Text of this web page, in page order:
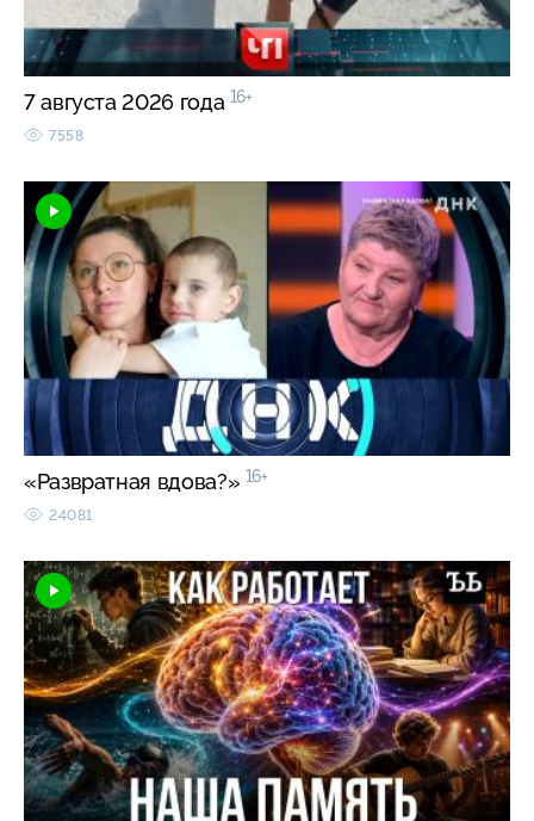
7 августа 2026 года 16+
7558
«Развратная вдова?» 16+
24081